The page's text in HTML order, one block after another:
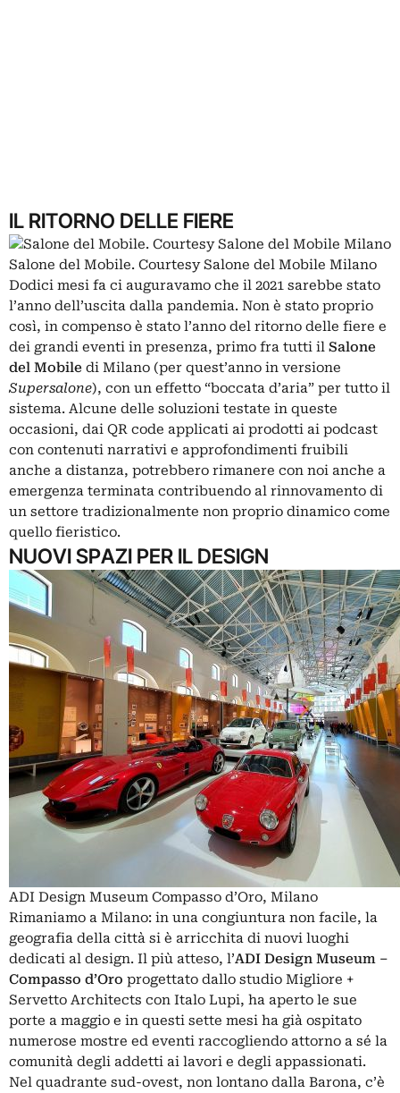
IL RITORNO DELLE FIERE
Salone del Mobile. Courtesy Salone del Mobile Milano
Dodici mesi fa ci auguravamo che il 2021 sarebbe stato
l’anno dell’uscita dalla pandemia. Non è stato proprio
così, in compenso è stato l’anno del ritorno delle fiere e
dei grandi eventi in presenza, primo fra tutti il Salone
del Mobile di Milano (per quest’anno in versione
Supersalone), con un effetto “boccata d’aria” per tutto il
sistema. Alcune delle soluzioni testate in queste
occasioni, dai QR code applicati ai prodotti ai podcast
con contenuti narrativi e approfondimenti fruibili
anche a distanza, potrebbero rimanere con noi anche a
emergenza terminata contribuendo al rinnovamento di
un settore tradizionalmente non proprio dinamico come
quello fieristico.
NUOVI SPAZI PER IL DESIGN
ADI Design Museum Compasso d’Oro, Milano
Rimaniamo a Milano: in una congiuntura non facile, la
geografia della città si è arricchita di nuovi luoghi
dedicati al design. Il più atteso, l’ADI Design Museum –
Compasso d’Oro progettato dallo studio Migliore +
Servetto Architects con Italo Lupi, ha aperto le sue
porte a maggio e in questi sette mesi ha già ospitato
numerose mostre ed eventi raccogliendo attorno a sé la
comunità degli addetti ai lavori e degli appassionati.
Nel quadrante sud-ovest, non lontano dalla Barona, c’è